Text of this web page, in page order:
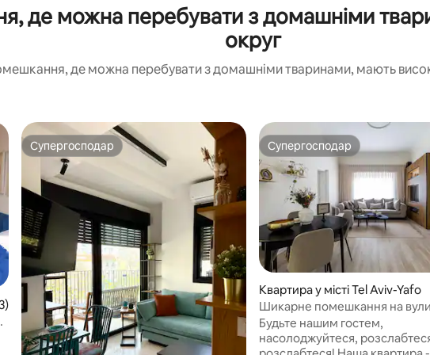
де можна перебувати з домашніми
округ
де можна перебувати з домашніми тваринами, мають
4,95 з 5, відгуки: 113
Супергосподар
Супергосподар Супергосподар
Супергосподар
Квартира у місті Tel Aviv-Yafo
Шикарне помешкання на
Ха-Ам – в самому центрі Тель-
Будьте нашим гостем,
насолоджуйтеся,